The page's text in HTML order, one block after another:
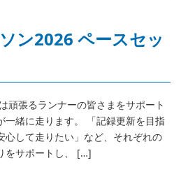
ン2026 ペースセッ
頑張るランナーの皆さまをサポート
一緒に走ります。 「記録更新を目指
心して走りたい」など、それぞれの
をサポートし、 […]